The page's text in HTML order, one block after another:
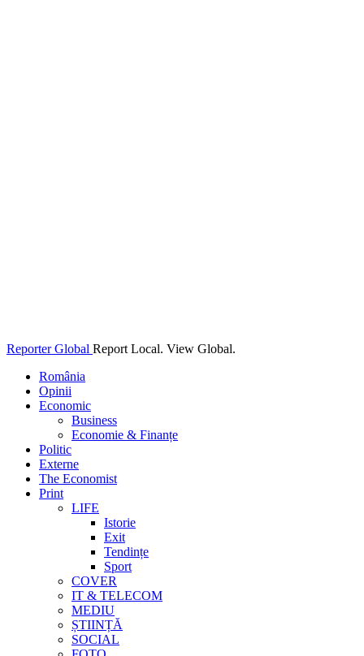
Reporter Global Report Local. View Global.
România
Opinii
Economic
Business
Economie & Finanțe
Politic
Externe
The Economist
Print
LIFE
Istorie
Exit
Tendințe
Sport
COVER
IT & TELECOM
MEDIU
ȘTIINȚĂ
SOCIAL